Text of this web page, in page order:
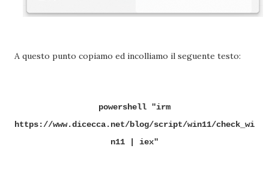
A questo punto copiamo ed incolliamo il seguente testo:
powershell "irm
https://www.dicecca.net/blog/script/win11/check_wi
n11 | iex"